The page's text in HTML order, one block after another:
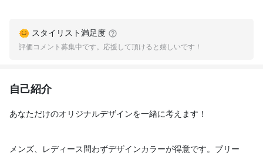
スタイリスト満足度
評価コメント募集中です。応援して頂けると嬉しいです！
自己紹介
あなただけのオリジナルデザインを一緒に考えます！
メンズ、レディース問わずデザインカラーが得意です。ブリー